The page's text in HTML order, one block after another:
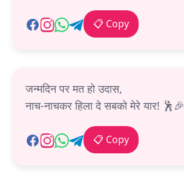
📋 Copy
जन्मदिन पर मत हो उदास,
नाच-नाचकर हिला दे सबको मेरे यार! 🕺🎉
📋 Copy